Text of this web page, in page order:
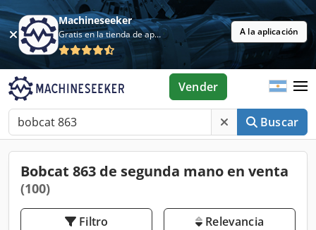
Machineseeker
Gratis en la tienda de aplicaciones A la aplicación
Buscar
Vender
Bobcat 863 de segunda mano en venta
(100)
Filtro Relevancia